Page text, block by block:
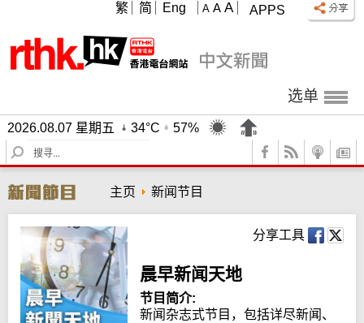
APPS
A A A
繁 简 Eng
选单
2026.08.07 星期五 34°C
57%
S
e
r
c
h
主页 新闻节目
分享工具
晨早新闻天地
节目简介:
新闻杂志式节目，包括详尽新闻、